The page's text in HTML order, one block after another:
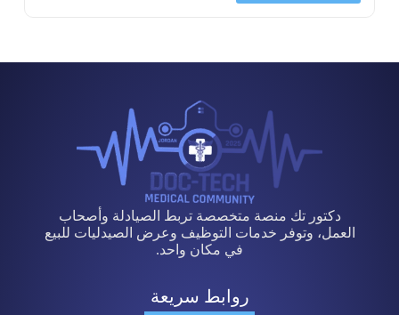
دكتور تك منصة متخصصة تربط الصيادلة وأصحاب
العمل، وتوفر خدمات التوظيف وعرض الصيدليات للبيع
في مكان واحد.
روابط سريعة